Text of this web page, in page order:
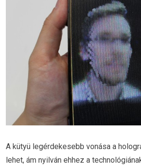
A kütyü legérdekesebb vonása a
lehet, ám nyilván ehhez a